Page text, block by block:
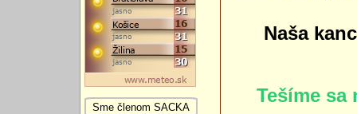
Naša
Tešíme sa
Sme členom SACKA